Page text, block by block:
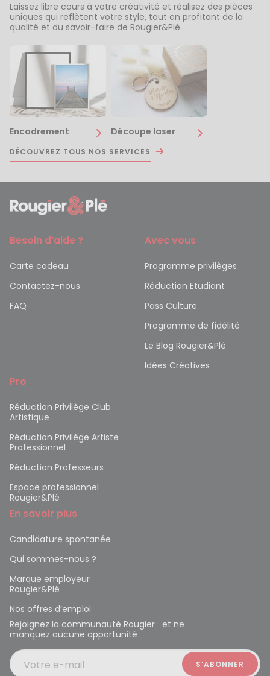
Laissez libre cours à votre créativité et réalisez des pièces
uniques qui reflètent votre style, tout en profitant de la
qualité et du savoir-faire de Rougier&Plé.
Encadrement Découpe laser
DÉCOUVREZ TOUS NOS SERVICES
Besoin d’aide ?
Carte cadeau
Contactez-nous
FAQ
Avec vous
Programme privilèges
Réduction Etudiant
Pass Culture
Programme de fidélité
Le Blog Rougier&Plé
Idées Créatives
Pro
Réduction Privilège Club
Artistique
Réduction Privilège Artiste
Professionnel
Réduction Professeurs
Espace professionnel
Rougier&Plé
En savoir plus
Candidature spontanée
Qui sommes-nous ?
Marque employeur
Rougier&Plé
Nos offres d’emploi
Rejoignez la communauté Rougier et ne
manquez aucune opportunité
Votre e-mail